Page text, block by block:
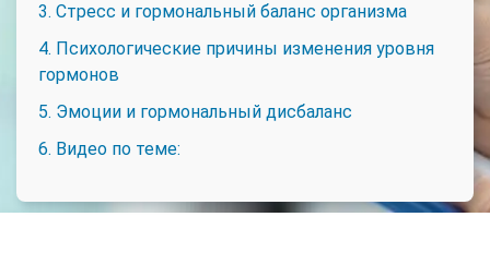
3. Стресс и гормональный баланс организма
4. Психологические причины изменения уровня
гормонов
5. Эмоции и гормональный дисбаланс
6. Видео по теме: